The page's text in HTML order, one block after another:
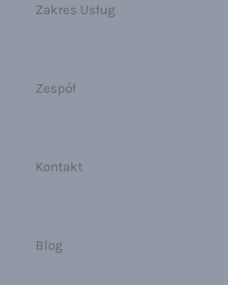
Zakres Usług
Zespół
Kontakt
Blog